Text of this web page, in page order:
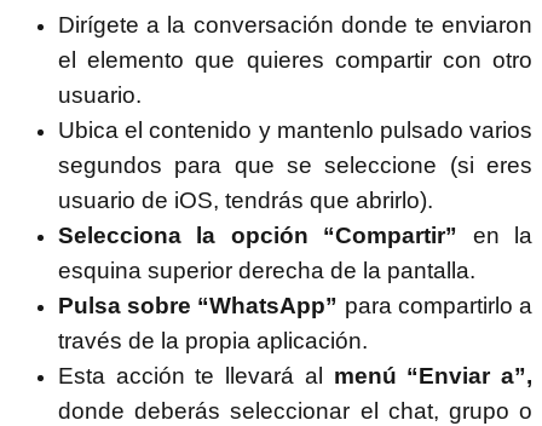
Dirígete a la conversación donde te enviaron
el elemento que quieres compartir con otro
usuario.
Ubica el contenido y mantenlo pulsado varios
segundos para que se seleccione (si eres
usuario de iOS, tendrás que abrirlo).
Selecciona la opción “Compartir” en la
esquina superior derecha de la pantalla.
Pulsa sobre “WhatsApp” para compartirlo a
través de la propia aplicación.
Esta acción te llevará al menú “Enviar a”,
donde deberás seleccionar el chat, grupo o